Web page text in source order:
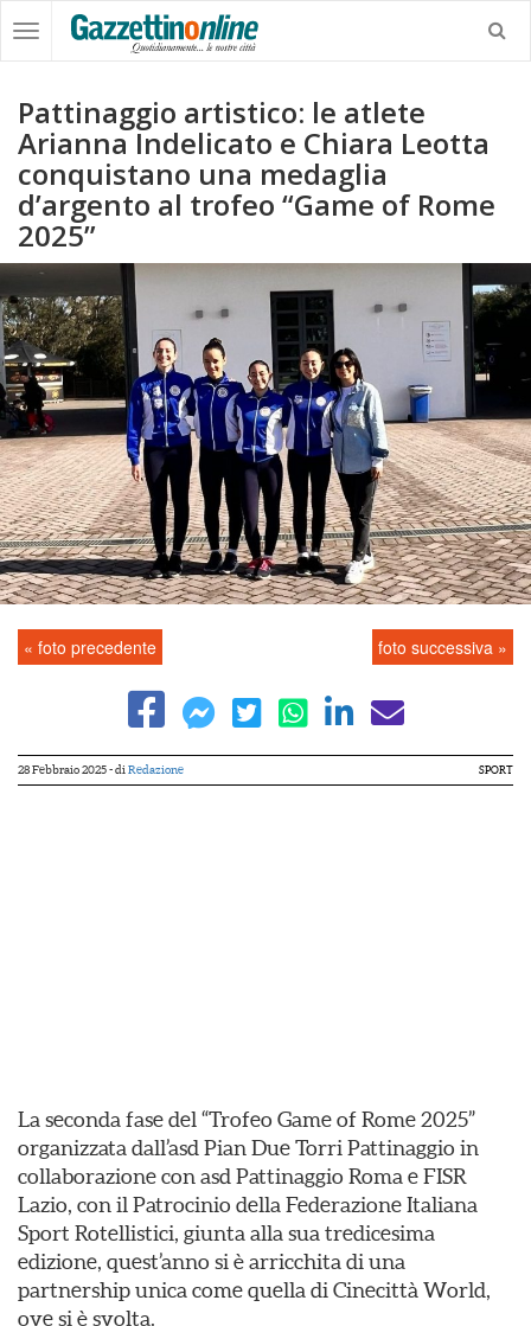
Pattinaggio artistico: le atlete
Arianna Indelicato e Chiara Leotta
conquistano una medaglia
d’argento al trofeo “Game of Rome
2025”
« foto precedente foto successiva »
28 Febbraio 2025- diRedazione SPORT
La seconda fase del “Trofeo Game of Rome 2025”
organizzata dall’asd Pian Due Torri Pattinaggio in
collaborazione con asd Pattinaggio Roma e FISR
Lazio, con il Patrocinio della Federazione Italiana
Sport Rotellistici, giunta alla sua tredicesima
edizione, quest’anno si è arricchita di una
partnership unica come quella di Cinecittà World,
ove si è svolta.